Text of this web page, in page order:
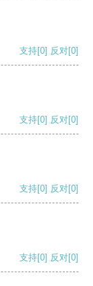
支持[0] 反对[0]
支持[0] 反对[0]
支持[0] 反对[0]
支持[0] 反对[0]